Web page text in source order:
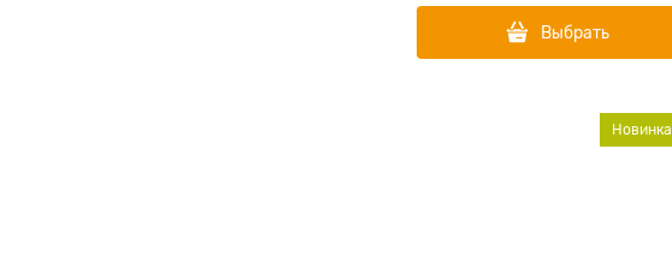
Выбрать
Новинка